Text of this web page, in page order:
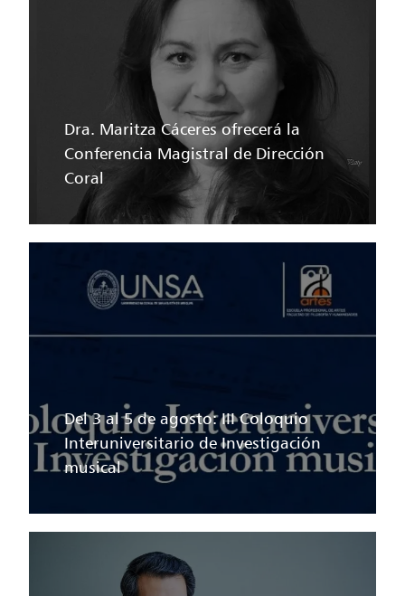
Dra. Maritza Cáceres ofrecerá la
Conferencia Magistral de Dirección
Coral
Del 3 al 5 de agosto: III Coloquio
Interuniversitario de Investigación
musical